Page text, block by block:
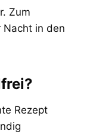
Zum
in den
Rezept